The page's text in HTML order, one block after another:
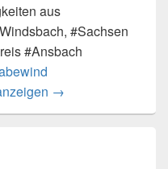
aus
#Sachsen
#Ansbach
→